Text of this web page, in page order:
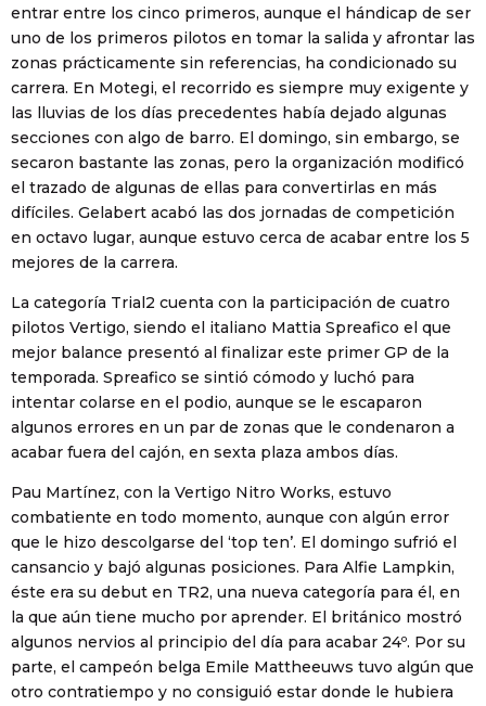
entrar entre los cinco primeros, aunque el hándicap de ser
uno de los primeros pilotos en tomar la salida y afrontar las
zonas prácticamente sin referencias, ha condicionado su
carrera. En Motegi, el recorrido es siempre muy exigente y
las lluvias de los días precedentes había dejado algunas
secciones con algo de barro. El domingo, sin embargo, se
secaron bastante las zonas, pero la organización modificó
el trazado de algunas de ellas para convertirlas en más
difíciles. Gelabert acabó las dos jornadas de competición
en octavo lugar, aunque estuvo cerca de acabar entre los 5
mejores de la carrera.
La categoría Trial2 cuenta con la participación de cuatro
pilotos Vertigo, siendo el italiano Mattia Spreafico el que
mejor balance presentó al finalizar este primer GP de la
temporada. Spreafico se sintió cómodo y luchó para
intentar colarse en el podio, aunque se le escaparon
algunos errores en un par de zonas que le condenaron a
acabar fuera del cajón, en sexta plaza ambos días.
Pau Martínez, con la Vertigo Nitro Works, estuvo
combatiente en todo momento, aunque con algún error
que le hizo descolgarse del ‘top ten’. El domingo sufrió el
cansancio y bajó algunas posiciones. Para Alfie Lampkin,
éste era su debut en TR2, una nueva categoría para él, en
la que aún tiene mucho por aprender. El británico mostró
algunos nervios al principio del día para acabar 24º. Por su
parte, el campeón belga Emile Mattheeuws tuvo algún que
otro contratiempo y no consiguió estar donde le hubiera